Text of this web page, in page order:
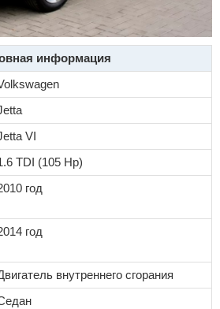
информация
VI
TDI (105 Hp)
год
год
внутреннего сгорания